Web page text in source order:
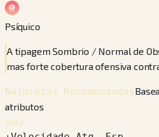
Psíquico
A tipagem Sombrio / Normal de
mas forte cobertura ofensiva
Naturezas Recomendadas
atributos
Jolly